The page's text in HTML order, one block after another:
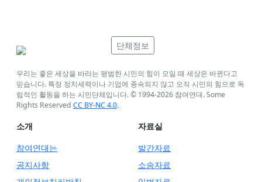
단체정보
우리는 좋은 세상을 바라는 평범한 시민의 힘이 모일 때 세상은 바뀐다고
믿습니다. 특정 정치세력이나 기업에 종속되지 않고 오직 시민의 힘으로 독
립적인 활동을 하는 시민단체입니다. © 1994-2026 참여연대. Some
Rights Reserved CC BY-NC 4.0.
소개
참여연대는
공지사항
자료실
발간자료
소송자료